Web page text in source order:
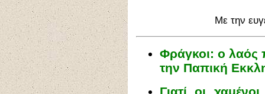
Με την
Φράγκοι: ο λαός
την Παπική